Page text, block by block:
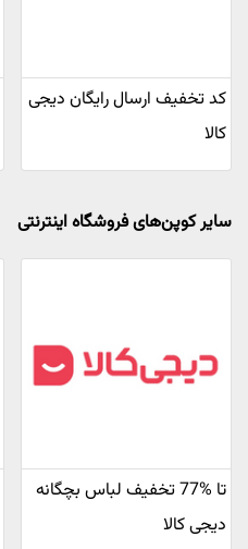
کد تخفیف ارسال رایگان دیجی
کالا
سایر کوپن‌های فروشگاه اینترنتی
تا %77 تخفیف لباس بچگانه
دیجی کالا